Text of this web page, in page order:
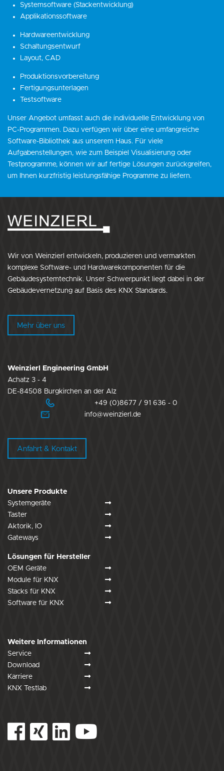
Systemsoftware (Stackentwicklung)
Applikationssoftware
Hardwareentwicklung
Schaltungsentwurf
Layout, CAD
Produktionsvorbereitung
Fertigungsunterlagen
Testsoftware
Unser Angebot umfasst auch die individuelle Entwicklung von
PC-Programmen. Dazu verfügen wir über eine umfangreiche
Software-Bibliothek aus unserem Haus. Für viele
Aufgabenstellungen, wie zum Beispiel Visualisierung oder
Testprogramme, können wir auf fertige Lösungen zurückgreifen,
um Ihnen kurzfristig leistungsfähige Programme zu liefern.
Unsere Produkte
Systemgeräte
Taster
Aktorik, IO
Gateways
Lösungen für Hersteller
OEM Geräte
Module für KNX
Stacks für KNX
Software für KNX
Weitere Informationen
Service
Download
Karriere
KNX Testlab
Weinzierl Engineering GmbH
Achatz 3 - 4
DE-84508 Burgkirchen an der Alz
+49 (0)8677 / 91 636 - 0
info@weinzierl.de
Anfahrt & Kontakt
Wir von Weinzierl entwickeln, produzieren und vermarkten
komplexe Software- und Hardwarekomponenten für die
Gebäudesystemtechnik. Unser Schwerpunkt liegt dabei in der
Gebäudevernetzung auf Basis des KNX Standards.
Mehr über uns